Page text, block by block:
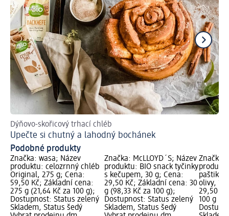
Dýňovo-skořicový trhací chléb
Upečte si chutný a lahodný bochánek
Podobné produkty
Značka: wasa; Název
produktu: celozrnný chléb
Original, 275 g; Cena:
59,50 Kč; Základní cena:
275 g (21,64 Kč za 100 g);
Dostupnost: Status zelený
Skladem, Status šedý
Značka: McLLOYD´S; Název
produktu: BIO snack tyčinky
s kečupem, 30 g; Cena:
29,50 Kč; Základní cena: 30
g (98,33 Kč za 100 g);
Dostupnost: Status zelený
Skladem, Status šedý
Značka:
paštika
olivy,
29,50
100 g